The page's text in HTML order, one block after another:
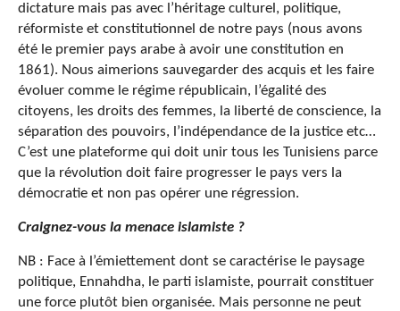
dictature mais pas avec l’héritage culturel, politique,
réformiste et constitutionnel de notre pays (nous avons
été le premier pays arabe à avoir une constitution en
1861). Nous aimerions sauvegarder des acquis et les faire
évoluer comme le régime républicain, l’égalité des
citoyens, les droits des femmes, la liberté de conscience, la
séparation des pouvoirs, l’indépendance de la justice etc…
C’est une plateforme qui doit unir tous les Tunisiens parce
que la révolution doit faire progresser le pays vers la
démocratie et non pas opérer une régression.
Craignez-vous la menace islamiste ?
NB : Face à l’émiettement dont se caractérise le paysage
politique, Ennahdha, le parti islamiste, pourrait constituer
une force plutôt bien organisée. Mais personne ne peut